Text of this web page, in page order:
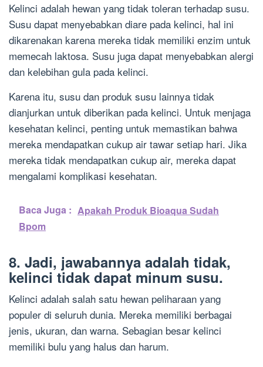
Kelinci adalah hewan yang tidak toleran terhadap susu.
Susu dapat menyebabkan diare pada kelinci, hal ini
dikarenakan karena mereka tidak memiliki enzim untuk
memecah laktosa. Susu juga dapat menyebabkan alergi
dan kelebihan gula pada kelinci.
Karena itu, susu dan produk susu lainnya tidak
dianjurkan untuk diberikan pada kelinci. Untuk menjaga
kesehatan kelinci, penting untuk memastikan bahwa
mereka mendapatkan cukup air tawar setiap hari. Jika
mereka tidak mendapatkan cukup air, mereka dapat
mengalami komplikasi kesehatan.
Baca Juga : Apakah Produk Bioaqua Sudah
Bpom
8. Jadi, jawabannya adalah tidak,
kelinci tidak dapat minum susu.
Kelinci adalah salah satu hewan peliharaan yang
populer di seluruh dunia. Mereka memiliki berbagai
jenis, ukuran, dan warna. Sebagian besar kelinci
memiliki bulu yang halus dan harum.